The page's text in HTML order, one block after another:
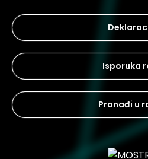
Isporuka
Pronađi u